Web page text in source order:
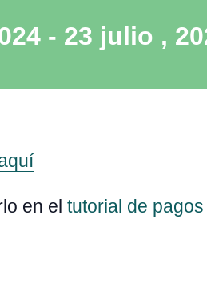
- 23 julio ,
en el tutorial de pagos